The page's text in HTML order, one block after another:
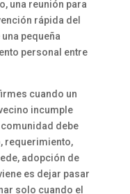
una reunión para
rápida del
pequeña
personal entre
cuando un
incumple
debe
requerimiento,
adopción de
es dejar pasar
solo cuando el